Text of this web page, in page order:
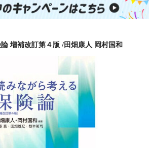
増補改訂第４版 /田畑康人 岡村国和